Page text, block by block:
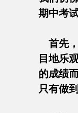
期中考
首先，
目地乐
的成绩
只有做